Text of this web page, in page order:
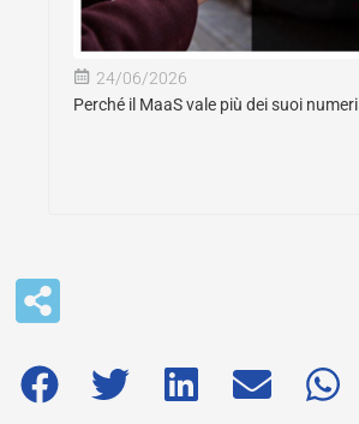
24/06/2026
Perché il MaaS vale più dei suoi numeri